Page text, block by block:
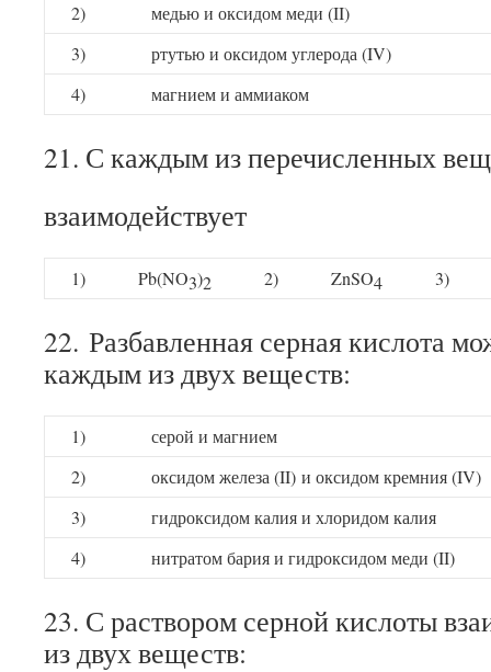
2)
медью и оксидом меди (II)
3)
ртутью и оксидом углерода (IV)
4)
магнием и аммиаком
21. С каждым из перечисленных
взаимодействует
1) Pb(NO3)2 2) ZnSO4 3)
22. Разбавленная серная кислота
каждым из двух веществ:
1)
серой и магнием
2)
оксидом железа (II) и оксидом кремния (IV)
3)
гидроксидом калия и хлоридом калия
4)
нитратом бария и гидроксидом меди (II)
23. С раствором серной кислоты
из двух веществ: